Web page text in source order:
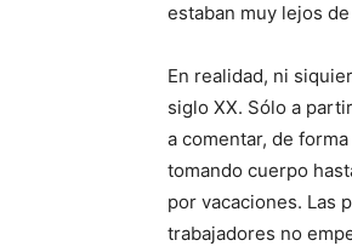
estaban muy lejos
En realidad, ni
siglo XX. Sólo a
a comentar, de
tomando cuerpo
por vacaciones. Las
trabajadores no